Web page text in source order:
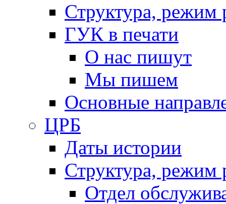
Структура, режим
ГУК в печати
О нас пишут
Мы пишем
Основные
ЦРБ
Даты истории
Структура, режим
Отдел